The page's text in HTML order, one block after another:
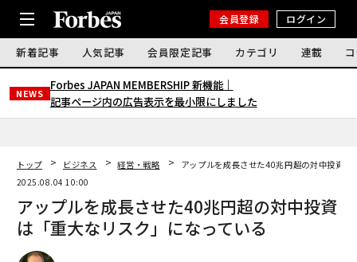
会員登録 ログイン
新着記事 人気記事 会員限定記事 カテゴリ 連載
NEWS
Forbes JAPAN MEMBERSHIP 新機能｜
記事ページ内の広告表示を最小限にしました
トップ ビジネス 経営・戦略
アップルを成長させた40兆円超の対中投資は
2025.08.04 10:00
アップルを成長させた40兆円超の対中投資
は「重大なリスク」になっている